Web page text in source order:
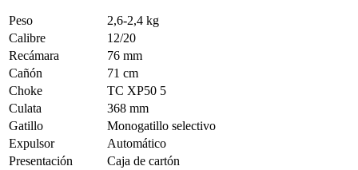
Peso
2,6-2,4 kg
Calibre
12/20
Recámara
76 mm
Cañón
71 cm
Choke
TC XP50 5
Culata
368 mm
Gatillo
Monogatillo selectivo
Expulsor
Automático
Presentación
Caja de cartón